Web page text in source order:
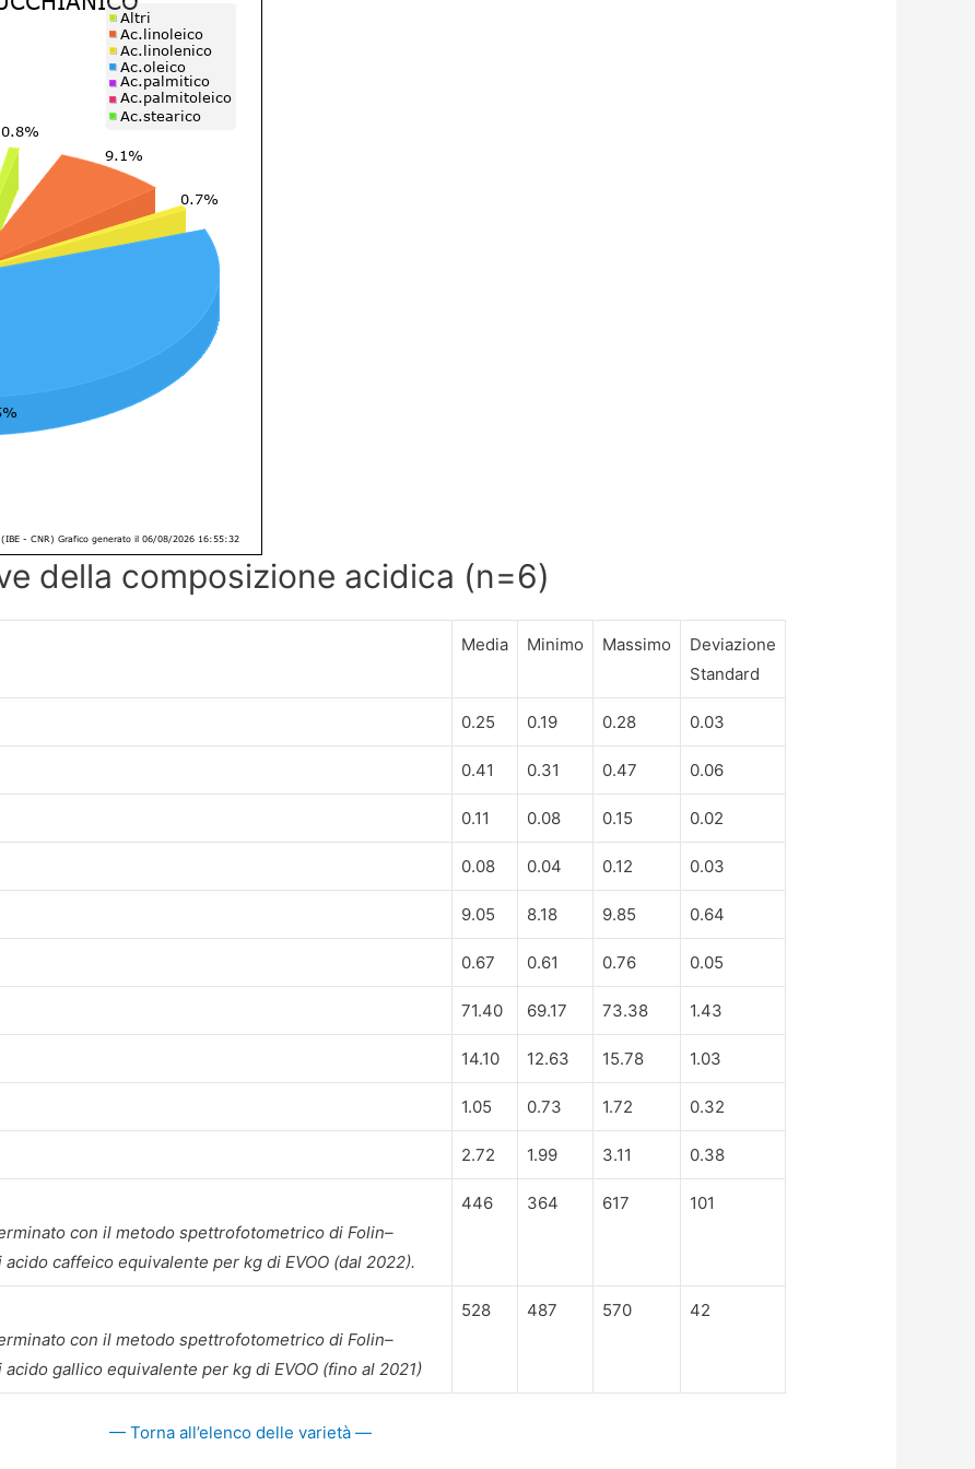
della composizione acidica (n=6)
Media Minimo Massimo
Deviazione
Standard
0.25 0.19 0.28 0.03
0.41 0.31 0.47 0.06
0.11 0.08 0.15 0.02
0.08 0.04 0.12 0.03
9.05 8.18 9.85 0.64
0.67 0.61 0.76 0.05
71.40 69.17 73.38 1.43
14.10 12.63 15.78 1.03
1.05 0.73 1.72 0.32
2.72 1.99 3.11 0.38
con il metodo spettrofotometrico di Folin–
caffeico equivalente per kg di EVOO (dal 2022).
446 364 617 101
con il metodo spettrofotometrico di Folin–
gallico equivalente per kg di EVOO (fino al 2021)
528 487 570 42
— Torna all’elenco delle varietà —